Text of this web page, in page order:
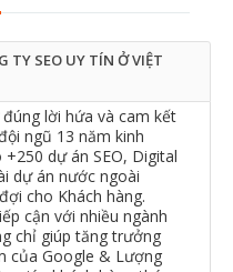
TY SEO UY TÍN Ở VIỆT
lời hứa và cam kết
ngũ 13 năm kinh
dự án SEO, Digital
dự án nước ngoài
cho Khách hàng.
cận với nhiều ngành
chỉ giúp tăng trưởng
của Google & Lượng